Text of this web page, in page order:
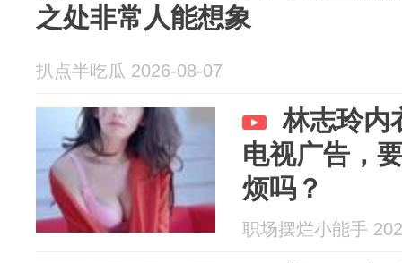
之处非常人能想象
扒点半吃瓜 2026-08-07
林志玲内
电视广告，
烦吗？
职场摆烂小能手